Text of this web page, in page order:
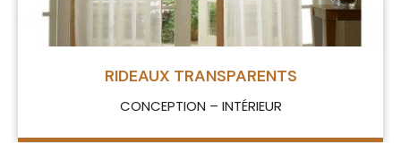
RIDEAUX TRANSPARENTS
CONCEPTION – INTÉRIEUR